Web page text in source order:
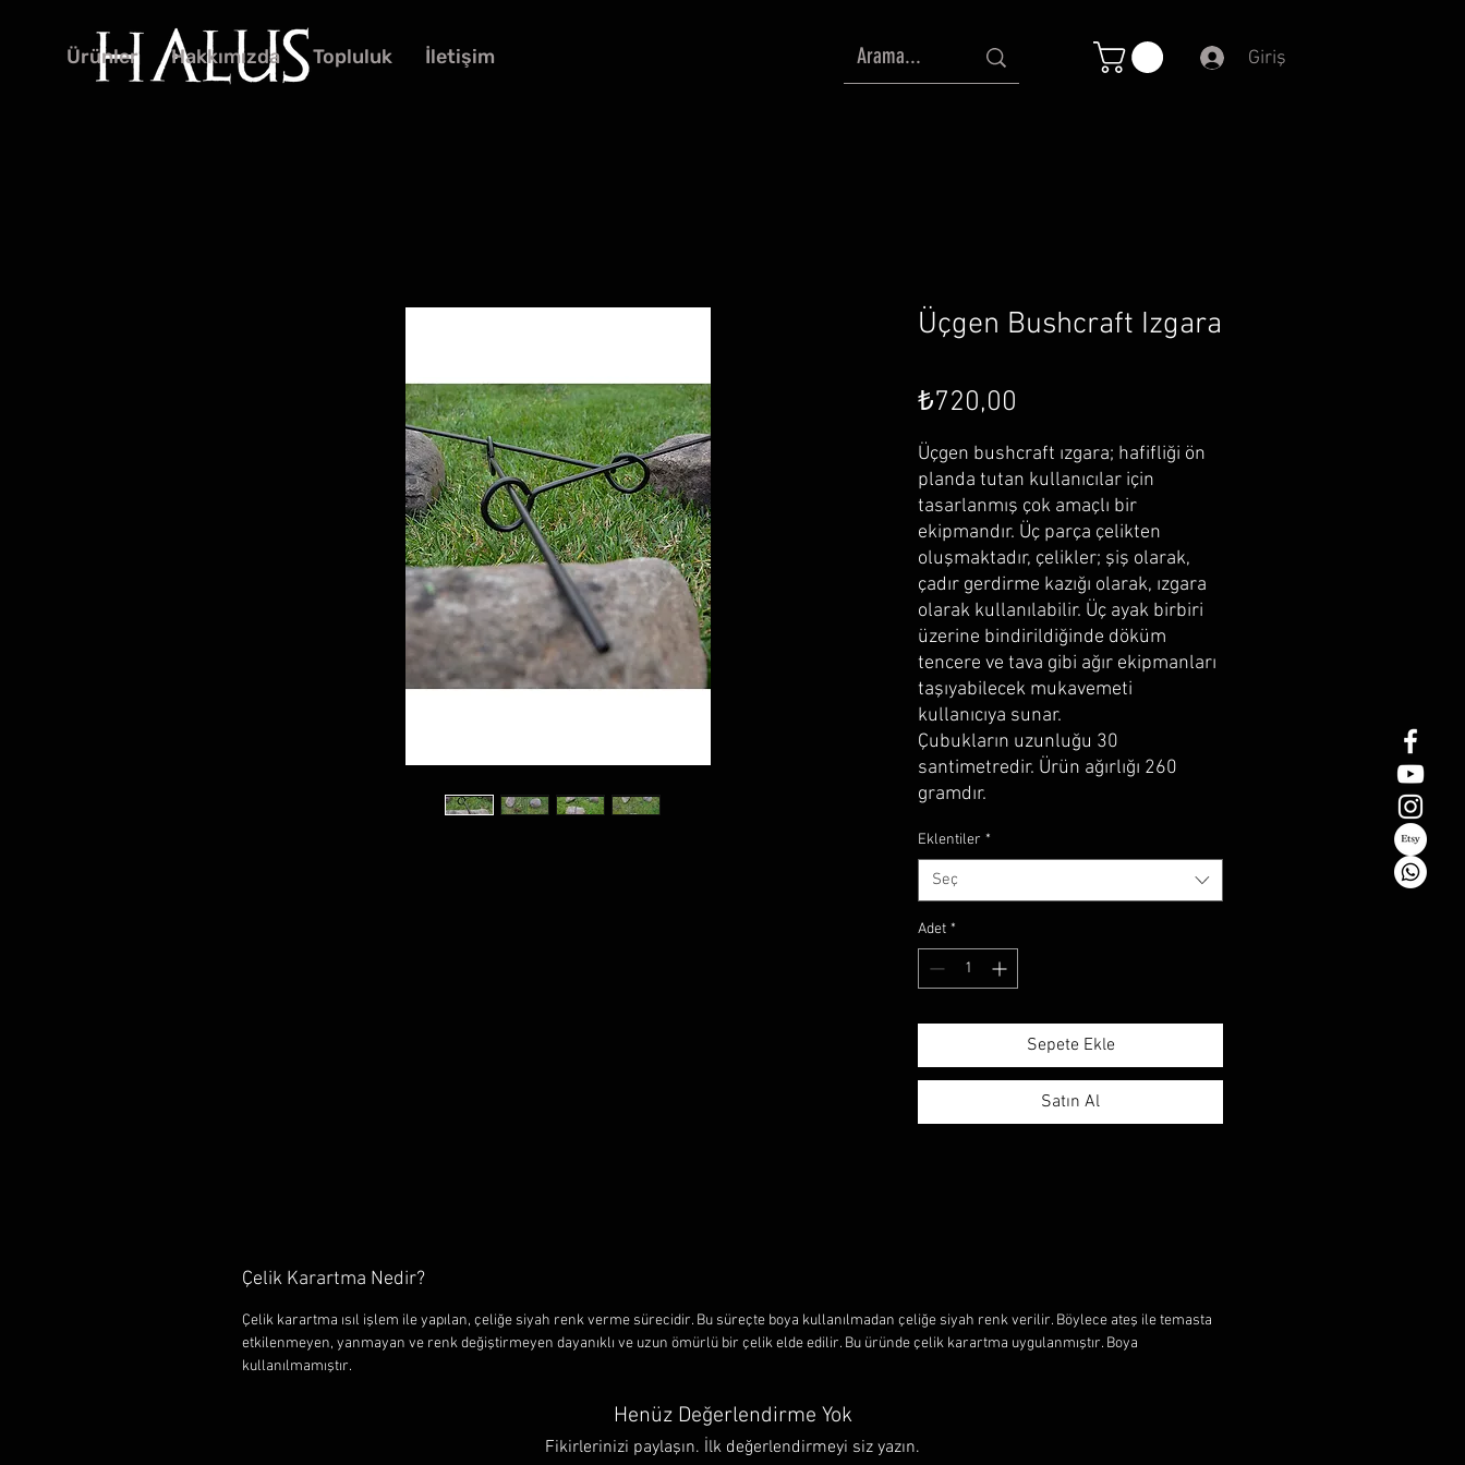
Ürünler Hakkımızda Topluluk İletişim Giriş
Üçgen Bushcraft Izgara
₺720,00
Üçgen bushcraft ızgara; hafifliği ön
planda tutan kullanıcılar için
tasarlanmış çok amaçlı bir
ekipmandır. Üç parça çelikten
oluşmaktadır, çelikler; şiş olarak,
çadır gerdirme kazığı olarak, ızgara
olarak kullanılabilir. Üç ayak birbiri
üzerine bindirildiğinde döküm
tencere ve tava gibi ağır ekipmanları
taşıyabilecek mukavemeti
kullanıcıya sunar.
Çubukların uzunluğu 30
santimetredir. Ürün ağırlığı 260
gramdır.
Eklentiler *
Seç
Adet *
Sepete Ekle
Satın Al
Çelik Karartma Nedir?
Çelik karartma ısıl işlem ile yapılan, çeliğe siyah renk verme sürecidir. Bu süreçte boya kullanılmadan çeliğe siyah renk verilir. Böylece ateş ile temasta
etkilenmeyen, yanmayan ve renk değiştirmeyen dayanıklı ve uzun ömürlü bir çelik elde edilir. Bu üründe çelik karartma uygulanmıştır. Boya
kullanılmamıştır.
Henüz Değerlendirme Yok
Fikirlerinizi paylaşın. İlk değerlendirmeyi siz yazın.